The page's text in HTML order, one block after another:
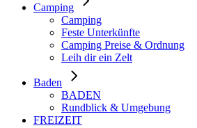
Camping
Camping
Feste Unterkünfte
Camping Preise & Ordnung
Leih dir ein Zelt
Baden
BADEN
Rundblick & Umgebung
FREIZEIT